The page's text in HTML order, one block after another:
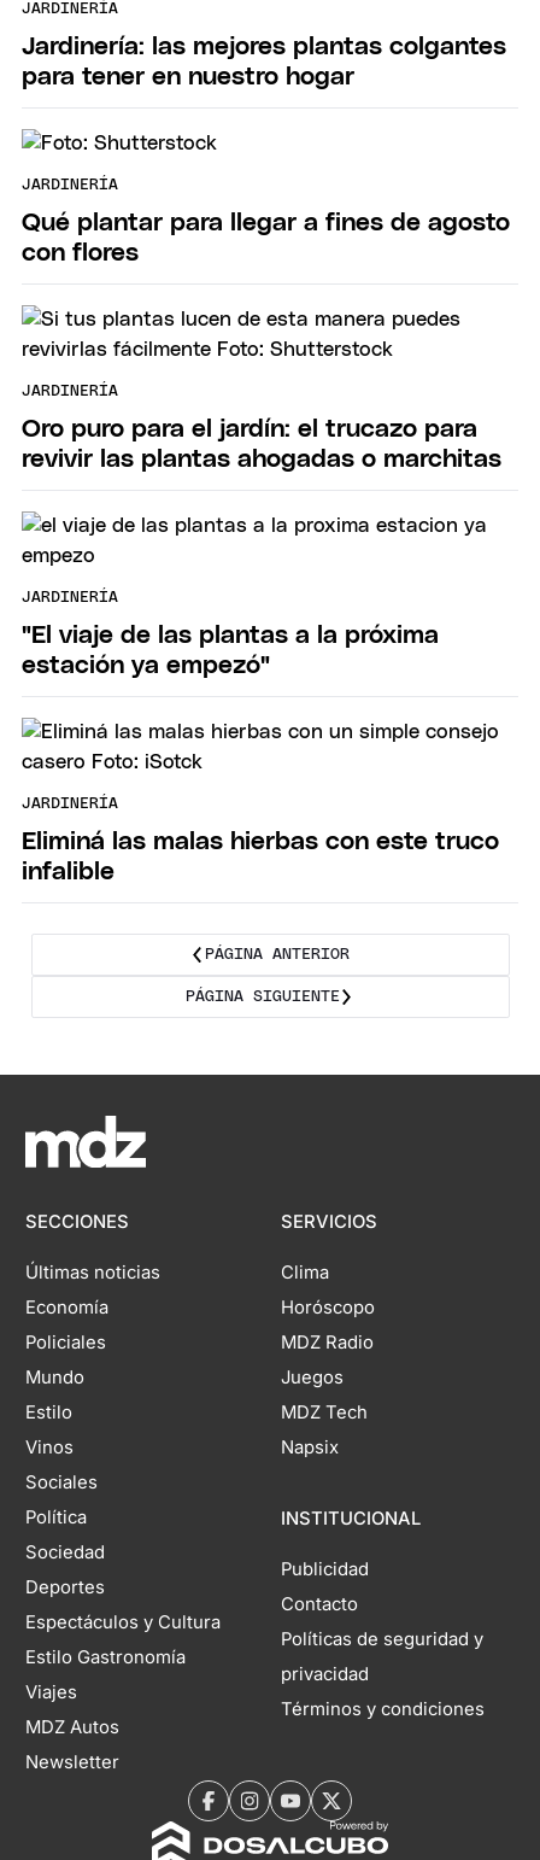
JARDINERÍA
Jardinería: las mejores plantas colgantes
para tener en nuestro hogar
JARDINERÍA
Qué plantar para llegar a fines de agosto
con flores
JARDINERÍA
Oro puro para el jardín: el trucazo para
revivir las plantas ahogadas o marchitas
JARDINERÍA
"El viaje de las plantas a la próxima
estación ya empezó"
JARDINERÍA
Eliminá las malas hierbas con este truco
infalible
PÁGINA ANTERIOR
PÁGINA SIGUIENTE
SECCIONES
Últimas noticias
Economía
Policiales
Mundo
Estilo
Vinos
Sociales
Política
Sociedad
Deportes
Espectáculos y Cultura
Estilo Gastronomía
Viajes
MDZ Autos
Newsletter
SERVICIOS
Clima
Horóscopo
MDZ Radio
Juegos
MDZ Tech
Napsix
INSTITUCIONAL
Publicidad
Contacto
Políticas de seguridad y
privacidad
Términos y condiciones